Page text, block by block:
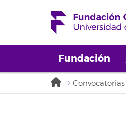
Fundación